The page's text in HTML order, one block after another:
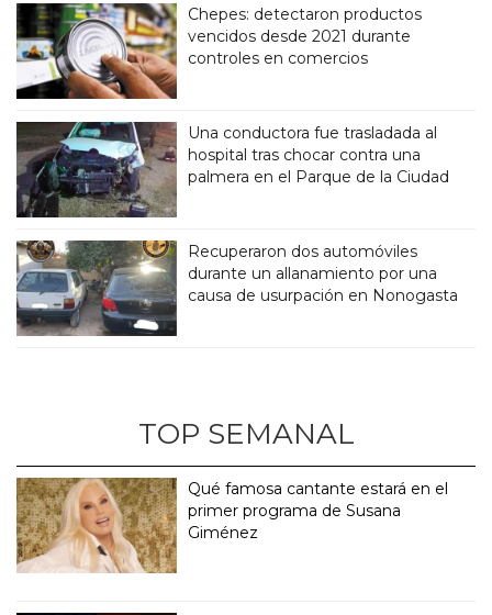
Chepes: detectaron productos
vencidos desde 2021 durante
controles en comercios
Una conductora fue trasladada al
hospital tras chocar contra una
palmera en el Parque de la Ciudad
Recuperaron dos automóviles
durante un allanamiento por una
causa de usurpación en Nonogasta
TOP SEMANAL
Qué famosa cantante estará en el
primer programa de Susana
Giménez